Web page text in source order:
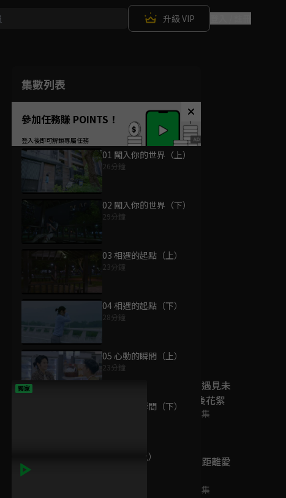
升級 VIP
集數列表
參加任務賺 POINTS！
01 闖入你的世界（上）
26分鐘
02 闖入你的世界（下）
29分鐘
03 相遇的起點（上）
23分鐘
04 相遇的起點（下）
28分鐘
05 心動的瞬間（上）
23分鐘
06 心動的瞬間（下）
07 曖昧（上）
為您推薦
獨家
《HIStory5-遇見未
來的你》幕後花絮
已完結 / 共 11 集
HIStory4-近距離愛
已完結 / 共 20 集